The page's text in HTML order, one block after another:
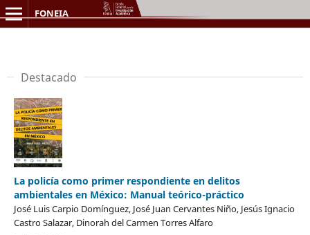
FONEIA
Destacado
La policía como primer respondiente en delitos
ambientales en México: Manual teórico-práctico
José Luis Carpio Domínguez, José Juan Cervantes Niño, Jesús Ignacio
Castro Salazar, Dinorah del Carmen Torres Alfaro